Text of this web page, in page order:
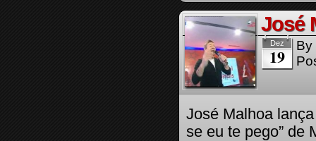
José
Dez
19
By
José Malhoa
se eu te pego” de